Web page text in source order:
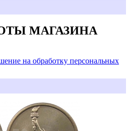
МАГАЗИНА
на обработку персональных